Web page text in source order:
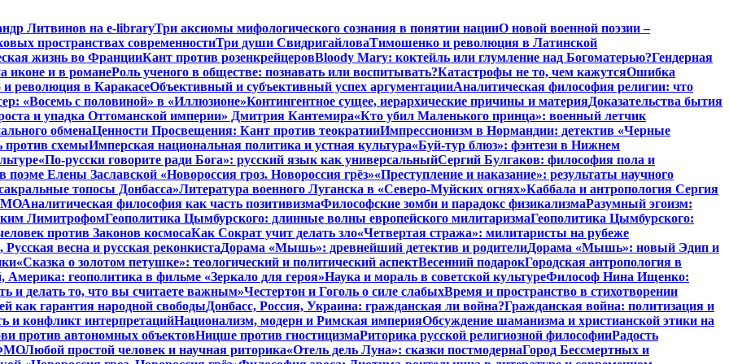
Литвинов на e-libraryТри аксиомы мифологического сознания в понятии нацииО новой военной поэзии –
пространствах современностиТри души СвидригайловаТимошенко и революция в Латинской
жизнь во ФранцииКант против розенкрейцеровBloody Mary: коктейль или глумление над Богоматерью?Гендерная
иконе и в романеРоль ученого в обществе: познавать или воспитывать?Катастрофы не то, чем кажутсяОшибка
и революция в КаракасеОбъективный и субъективный успех аргументацииАналитическая философия религии: что
«Восемь с половиной» в «Иллюзионе»Контингентное сущее, иерархические причины и материяДоказательства бытия
и упадка Оттоманской империи» Дмитрия Кантемира«Кто убил Маленького принца»: военный летчик
обменаЦенности Просвещения: Кант против теократииИмпрессионизм в Нормандии: детектив «Черные
против схемыИмперская национальная политика и устная культура«Буй-тур блюз»: фэнтези в Нижнем
«По-русски говорите ради Бога»: русский язык как универсальныйСергий Булгаков: философия пола и
поэме Елены Заславской «Новороссия гроз. Новороссия грёз»«Преступление и наказание»: результаты научного
топосы Донбасса»Литература военного Луганска в «Северо-Муйских огнях»Каббала и антропология Сергия
Аналитическая философия как часть позитивизмаФилософские зомби и парадокс физикализмаРазумный эгоизм:
ЛимитрофомГеополитика Цымбурского: длинные волны европейского милитаризмаГеополитика Цымбурского:
против Законов космосаКак Сократ учит делать зло«Четвертая стража»: милитаристы на рубеже
весна и русская реконкистаДорама «Мышь»: древнейший детектив и родителиДорама «Мышь»: новый Эдип и
«Сказка о золотом петушке»: теологический и политический аспектВесенний подарокГородская антропология в
Америка: геополитика в фильме «Зеркало для героя»Наука и мораль в советской культуреФилософ Нина Ищенко:
и делать то, что вы считаете важным»Честертон и Гоголь о силе слабыхВремя и пространство в стихотворении
как гарантия народной свободыДонбасс, Россия, Украина: гражданская ли война?Гражданская война: политизация и
и конфликт интерпретацийНационализм, модерн и Римская империяОбсуждение шаманизма и христианской этики на
против автономных объектовНицше против гностицизмаРиторика русской религиозной философииРадость
ФМОЛюбой простой человек и научная риторика«Отель дель Луна»: сказки постмодернаГород Бессмертных и